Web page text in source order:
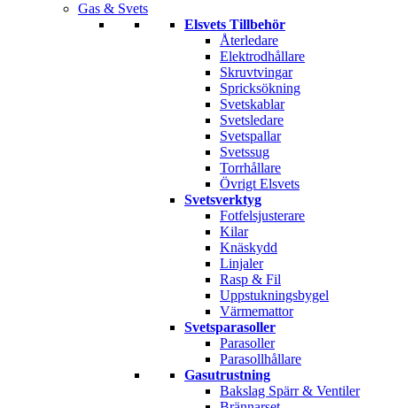
Gas & Svets
Elsvets Tillbehör
Återledare
Elektrodhållare
Skruvtvingar
Spricksökning
Svetskablar
Svetsledare
Svetspallar
Svetssug
Torrhållare
Övrigt Elsvets
Svetsverktyg
Fotfelsjusterare
Kilar
Knäskydd
Linjaler
Rasp & Fil
Uppstukningsbygel
Värmemattor
Svetsparasoller
Parasoller
Parasollhållare
Gasutrustning
Bakslag Spärr & Ventiler